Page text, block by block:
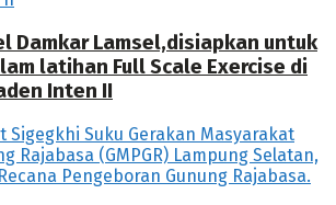
Damkar Lamsel,disiapkan untuk
latihan Full Scale Exercise di
Inten II